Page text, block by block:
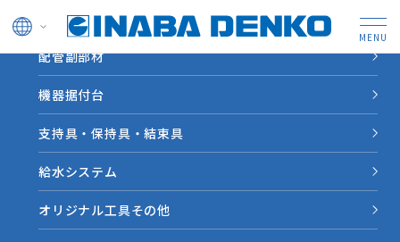
ドレン管
配管副部材
機器据付台
支持具・保持具・結束具
給水システム
オリジナル工具その他
HOME 資料ダウンロード 仕様書ダウンロード
仕様書ダウンロード
図面ダウンロー
ド
ド
CADダウンロー
ド